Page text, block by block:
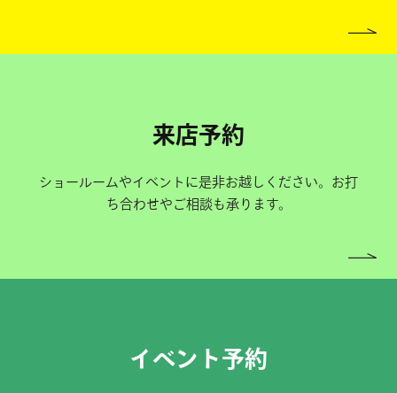
来店予約
ショールームやイベントに是非お越しください。お打
ち合わせやご相談も承ります。
イベント予約